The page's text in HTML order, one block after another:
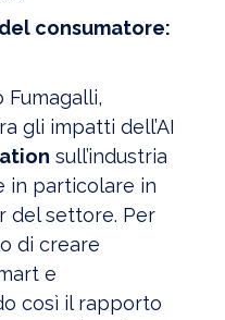
consumatore:
Fumagalli,
gli impatti dell’AI
sull’industria
in particolare in
del settore. Per
di creare
e
così il rapporto